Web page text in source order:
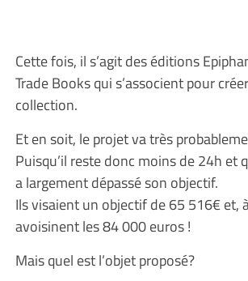
Cette fois, il s’agit des éditions
Trade Books qui s’associent pour
collection.
Et en soit, le projet va très
Puisqu’il reste donc moins de 24h et
a largement dépassé son objectif.
Ils visaient un objectif de 65 516€ et,
avoisinent les 84 000 euros !
Mais quel est l’objet proposé?